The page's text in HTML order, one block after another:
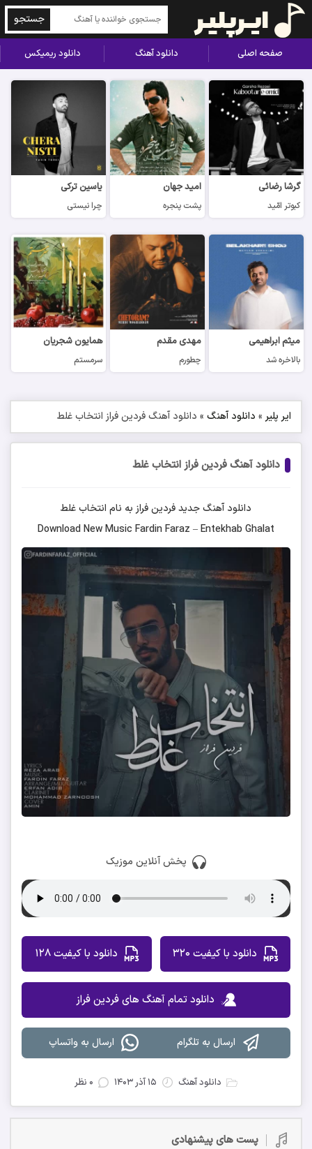
جستجو
صفحه اصلی دانلود آهنگ دانلود ریمیکس
گرشا رضائی
کبوتر امّید
امید جهان
پشت پنجره
یاسین ترکی
چرا نیستی
میثم ابراهیمی
بالاخره شد
مهدی مقدم
چطورم
همایون شجریان
سرمستم
ایر پلیر» دانلود آهنگ » دانلود آهنگ فردین فراز انتخاب غلط
دانلود آهنگ فردین فراز انتخاب غلط
دانلود آهنگ جدیدفردین فراز به نام انتخاب غلط
Download New Music Fardin Faraz –Entekhab Ghalat
پخش آنلاین موزیک
دانلود با کیفیت 320 دانلود با کیفیت 128
دانلود تمام آهنگ های فردین فراز
ارسال به تلگرام ارسال به واتساپ
دانلود آهنگ ۱۵ آذر ۱۴۰۳ ۰ نظر
پست های پیشنهادی